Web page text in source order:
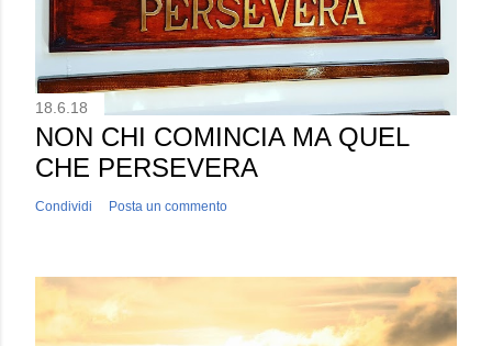
18.6.18
NON CHI COMINCIA MA QUEL
CHE PERSEVERA
Condividi Posta un commento